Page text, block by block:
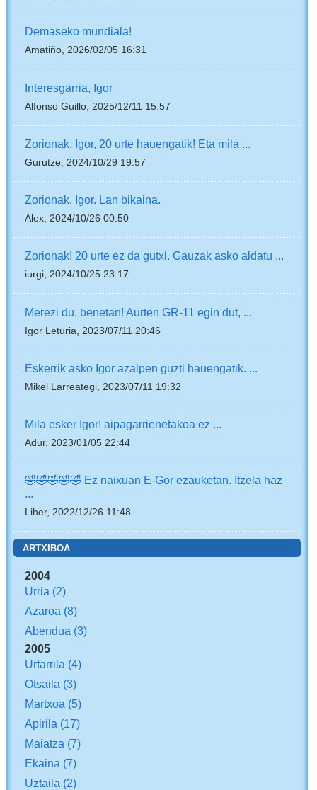
Demaseko mundiala!
Amatiño, 2026/02/05 16:31
Interesgarria, Igor
Alfonso Guillo, 2025/12/11 15:57
Zorionak, Igor, 20 urte hauengatik! Eta mila ...
Gurutze, 2024/10/29 19:57
Zorionak, Igor. Lan bikaina.
Alex, 2024/10/26 00:50
Zorionak! 20 urte ez da gutxi. Gauzak asko aldatu ...
iurgi, 2024/10/25 23:17
Merezi du, benetan! Aurten GR-11 egin dut, ...
Igor Leturia, 2023/07/11 20:46
Eskerrik asko Igor azalpen guzti hauengatik. ...
Mikel Larreategi, 2023/07/11 19:32
Mila esker Igor! aipagarrienetakoa ez ...
Adur, 2023/01/05 22:44
🤣🤣🤣🤣🤣 Ez naixuan E-Gor ezauketan. Itzela haz
...
Liher, 2022/12/26 11:48
ARTXIBOA
2004
Urria (2)
Azaroa (8)
Abendua (3)
2005
Urtarrila (4)
Otsaila (3)
Martxoa (5)
Apirila (17)
Maiatza (7)
Ekaina (7)
Uztaila (2)